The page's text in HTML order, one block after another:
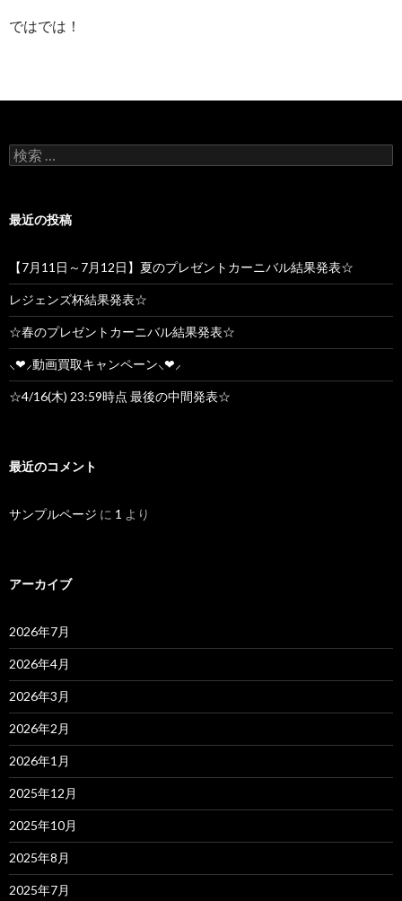
ではでは！
検索:
最近の投稿
【7月11日～7月12日】夏のプレゼントカーニバル結果発表☆
レジェンズ杯結果発表☆
☆春のプレゼントカーニバル結果発表☆
⸜❤︎⸝動画買取キャンペーン⸜❤︎⸝
☆4/16(木) 23:59時点 最後の中間発表☆
最近のコメント
サンプルページ に 1 より
アーカイブ
2026年7月
2026年4月
2026年3月
2026年2月
2026年1月
2025年12月
2025年10月
2025年8月
2025年7月